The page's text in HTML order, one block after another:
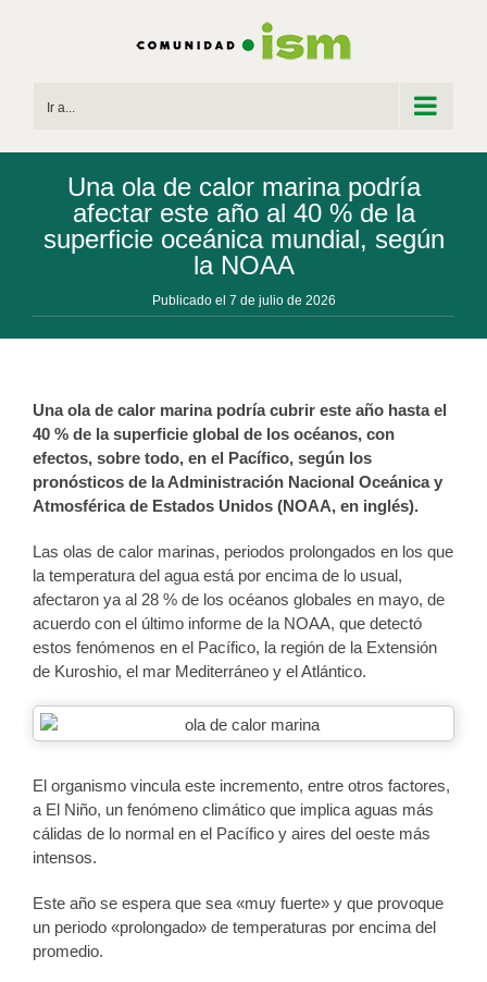
Ir a...
Una ola de calor marina podría
afectar este año al 40 % de la
superficie oceánica mundial, según
la NOAA
Publicado el 7 de julio de 2026
Una ola de calor marina podría cubrir este año hasta el
40 % de la superficie global de los océanos, con
efectos, sobre todo, en el Pacífico, según los
pronósticos de la Administración Nacional Oceánica y
Atmosférica de Estados Unidos (NOAA, en inglés).
Las olas de calor marinas, periodos prolongados en los que
la temperatura del agua está por encima de lo usual,
afectaron ya al 28 % de los océanos globales en mayo, de
acuerdo con el último informe de la NOAA, que detectó
estos fenómenos en el Pacífico, la región de la Extensión
de Kuroshio, el mar Mediterráneo y el Atlántico.
El organismo vincula este incremento, entre otros factores,
a El Niño, un fenómeno climático que implica aguas más
cálidas de lo normal en el Pacífico y aires del oeste más
intensos.
Este año se espera que sea «muy fuerte» y que provoque
un periodo «prolongado» de temperaturas por encima del
promedio.